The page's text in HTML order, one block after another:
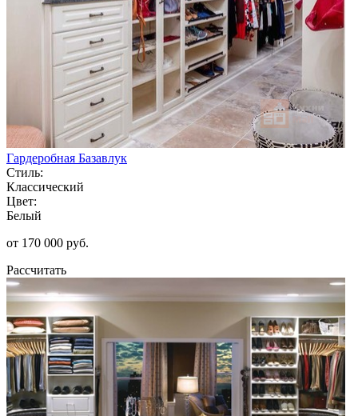
Гардеробная Базавлук
Стиль:
Классический
Цвет:
Белый
от 170 000 руб.
Рассчитать